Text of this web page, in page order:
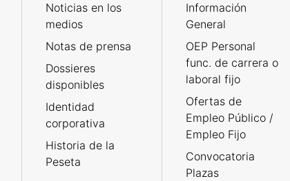
Noticias en los
medios
Notas de prensa
Dossieres
disponibles
Identidad
corporativa
Historia de la
Peseta
Información
General
OEP Personal
func. de carrera o
laboral fijo
Ofertas de
Empleo Público /
Empleo Fijo
Convocatoria
Plazas